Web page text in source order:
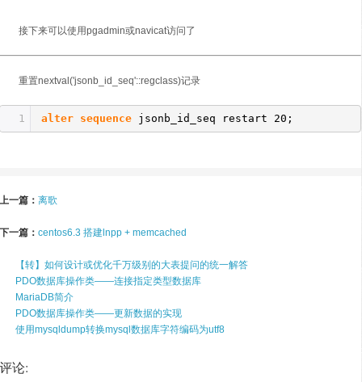
接下来可以使用pgadmin或navicat访问了
重置nextval('jsonb_id_seq'::regclass)记录
1 alter sequence jsonb_id_seq restart 20;
上一篇： 离歌
下一篇： centos6.3 搭建lnpp + memcached
【转】如何设计或优化千万级别的大表提问的统一解答
PDO数据库操作类——连接指定类型数据库
MariaDB简介
PDO数据库操作类——更新数据的实现
使用mysqldump转换mysql数据库字符编码为utf8
评论: